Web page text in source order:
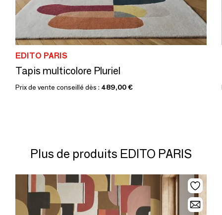
EDITO PARIS
Tapis multicolore Pluriel
Prix de vente conseillé dès : 489,00 €
Plus de produits EDITO PARIS